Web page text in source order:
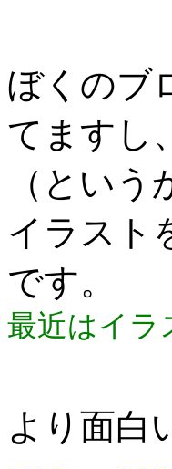
ぼくのブ
てますし、
（とい
イラスト
です。
最近はイラ
より面白